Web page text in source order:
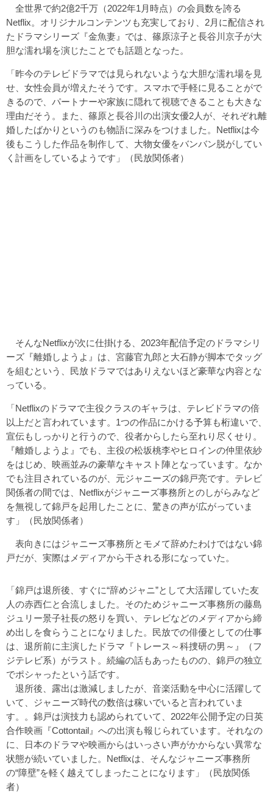
全世界で約2億2千万（2022年1月時点）の会員数を誇る
Netflix。オリジナルコンテンツも充実しており、2月に配信され
たドラマシリーズ『金魚妻』では、篠原涼子と長谷川京子が大
胆な濡れ場を演じたことでも話題となった。
「昨今のテレビドラマでは見られないような大胆な濡れ場を見
せ、女性会員が増えたそうです。スマホで手軽に見ることがで
きるので、パートナーや家族に隠れて視聴できることも大きな
理由だそう。また、篠原と長谷川の出演女優2人が、それぞれ離
婚したばかりというのも物語に深みをつけました。Netflixは今
後もこうした作品を制作して、大物女優をバンバン脱がしてい
く計画をしているようです」（民放関係者）
そんなNetflixが次に仕掛ける、2023年配信予定のドラマシリ
ーズ『離婚しようよ』は、宮藤官九郎と大石静が脚本でタッグ
を組むという、民放ドラマではありえないほど豪華な内容とな
っている。
「Netflixのドラマで主役クラスのギャラは、テレビドラマの倍
以上だと言われています。1つの作品にかける予算も桁違いで、
宣伝もしっかりと行うので、役者からしたら至れり尽くせり。
『離婚しようよ』でも、主役の松坂桃李やヒロインの仲里依紗
をはじめ、映画並みの豪華なキャスト陣となっています。なか
でも注目されているのが、元ジャニーズの錦戸亮です。テレビ
関係者の間では、Netflixがジャニーズ事務所とのしがらみなど
を無視して錦戸を起用したことに、驚きの声が広がっていま
す」（民放関係者）
表向きにはジャニーズ事務所とモメて辞めたわけではない錦
戸だが、実際はメディアから干される形になっていた。
「錦戸は退所後、すぐに“辞めジャニ”として大活躍していた友
人の赤西仁と合流しました。そのためジャニーズ事務所の藤島
ジュリー景子社長の怒りを買い、テレビなどのメディアから締
め出しを食らうことになりました。民放での俳優としての仕事
は、退所前に主演したドラマ『トレース～科捜研の男～』（フ
ジテレビ系）がラスト。続編の話もあったものの、錦戸の独立
でポシャったという話です。
退所後、露出は激減しましたが、音楽活動を中心に活躍して
いて、ジャニーズ時代の数倍は稼いでいると言われていま
す。。錦戸は演技力も認められていて、2022年公開予定の日英
合作映画『Cottontail』への出演も報じられています。それなの
に、日本のドラマや映画からはいっさい声がかからない異常な
状態が続いていました。Netflixは、そんなジャニーズ事務所
の“障壁”を軽く越えてしまったことになります」（民放関係
者）